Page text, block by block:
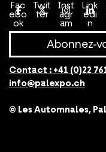
Fac
ebo
ok
Twit
ter
Inst
agr
am
Link
edi
n
Abonnez-
Contact : +41 (0)22
info@palexpo.ch
© Les Automnales,